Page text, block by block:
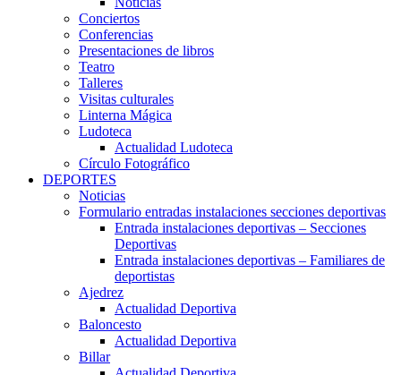
Conciertos
Conferencias
Presentaciones de libros
Teatro
Talleres
Visitas culturales
Linterna Mágica
Ludoteca
Actualidad Ludoteca
Círculo Fotográfico
DEPORTES
Noticias
Formulario entradas instalaciones secciones deportivas
Entrada instalaciones deportivas – Secciones
Deportivas
Entrada instalaciones deportivas – Familiares de
deportistas
Ajedrez
Actualidad Deportiva
Baloncesto
Actualidad Deportiva
Billar